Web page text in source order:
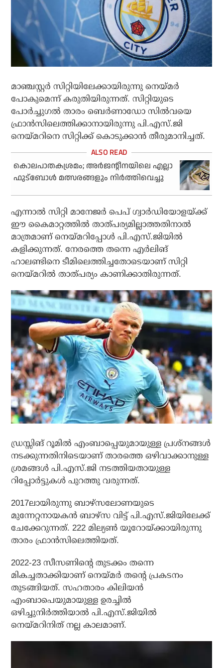
മാഞ്ചസ്റ്റര്‍ സിറ്റിയിലേക്കായിരുന്നു നെയ്മര്‍
പോകുമെന്ന് കരുതിയിരുന്നത്. സിറ്റിയുടെ
പോര്‍ച്ചുഗല്‍ താരം ബെര്‍ണാഡോ സില്‍വയെ
ഫ്രാന്‍സിലെത്തിക്കാനായിരുന്നു പി.എസ്.ജി
നെയ്മറിനെ സിറ്റിക്ക് കൊടുക്കാന്‍ തീരുമാനിച്ചത്.
കൊലപാതകശ്രമം; അര്‍ജന്റീനയിലെ എല്ലാ
ഫുട്‌ബോള്‍ മത്സരങ്ങളും നിര്‍ത്തിവെച്ചു
എന്നാല്‍ സിറ്റി മാനേജര്‍ പെപ് ഗ്വാര്‍ഡിയോളയ്ക്ക്
ഈ കൈമാറ്റത്തില്‍ താത്പര്യമില്ലാത്തതിനാല്‍
മാത്രമാണ് നെയ്മറിപ്പോള്‍ പി.എസ്.ജിയില്‍
കളിക്കുന്നത്. നേരത്തെ തന്നെ എര്‍ലിങ്
ഹാലണ്ടിനെ ടീമിലെത്തിച്ചതോടെയാണ് സിറ്റി
നെയ്മറില്‍ താത്പര്യം കാണിക്കാതിരുന്നത്.
ഡ്രസ്സിങ് റൂമില്‍ എംബാപ്പെയുമായുള്ള പ്രശ്‌നങ്ങള്‍
നടക്കുന്നതിനിടെയാണ് താരത്തെ ഒഴിവാക്കാനുള്ള
ശ്രമങ്ങള്‍ പി.എസ്.ജി നടത്തിയതായുള്ള
റിപ്പോര്‍ട്ടുകള്‍ പുറത്തു വരുന്നത്.
2017ലായിരുന്നു ബാഴ്‌സലോണയുടെ
മുന്നേറ്റനായകന്‍ ബാഴ്സ വിട്ട് പി.എസ്.ജിയിലേക്ക്
ചേക്കേറുന്നത്. 222 മില്യണ്‍ യൂറോയ്ക്കായിരുന്നു
താരം ഫ്രാന്‍സിലെത്തിയത്.
2022-23 സീസണിന്റെ തുടക്കം തന്നെ
മികച്ചതാക്കിയാണ് നെയ്മര്‍ തന്റെ പ്രകടനം
തുടങ്ങിയത്. സഹതാരം കിലിയന്‍
എംബാപെയുമായുള്ള ഉരച്ചില്‍
ഒഴിച്ചുനിര്‍ത്തിയാല്‍ പി.എസ്.ജിയില്‍
നെയ്മറിനിത് നല്ല കാലമാണ്.